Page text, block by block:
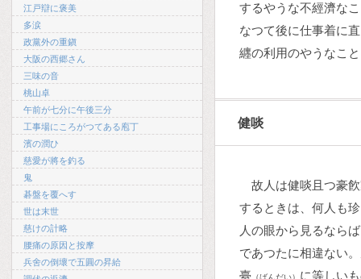
江戸辯に褒美
多涙
政黨外の重鎭
大阪の西郷さん
三味の音
桃山卓
午前が七分に午後三分
工事場にころがつてある庖丁
濱の潤ひ
慈愛が將を釣る
鬼
碁盤を覆へす
世は末世
慈けの計略
腰痛の原因と按摩
兵舍の倒壞で五圓の昇給
するやうな不經濟な
なつて後に仕事着に
纒の利用のやうなこ
健啖
故人は健啖且つ豪
するときは、何人も
人の眼から見るなら
であつたに相違ない
臺 （ばんだい） に等しい